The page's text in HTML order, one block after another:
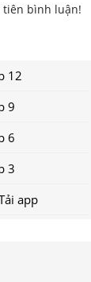
tiên bình luận!
12
9
6
3
app